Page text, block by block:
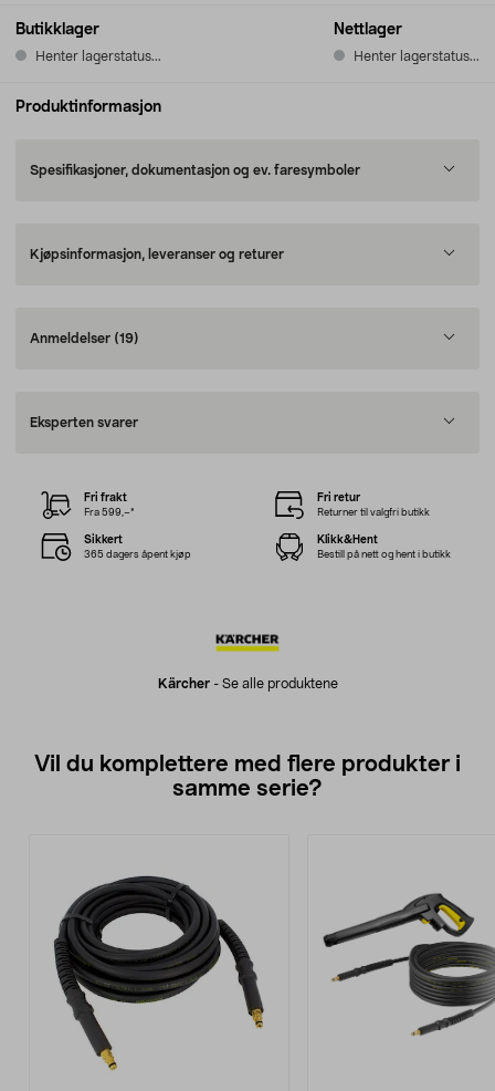
Butikklager
Henter lagerstatus...
Nettlager
Henter lagerstatus...
Produktinformasjon
Spesifikasjoner, dokumentasjon og ev. faresymboler
Kjøpsinformasjon, leveranser og returer
Anmeldelser (19)
Eksperten svarer
Kärcher- Se alle produktene
Fri frakt
Fra 599,–*
Fri retur
Returner til valgfri butikk
Sikkert
365 dagers åpent kjøp
Klikk&Hent
Bestill på nett og hent i butikk
Vil du komplettere med flere produkter i
samme serie?